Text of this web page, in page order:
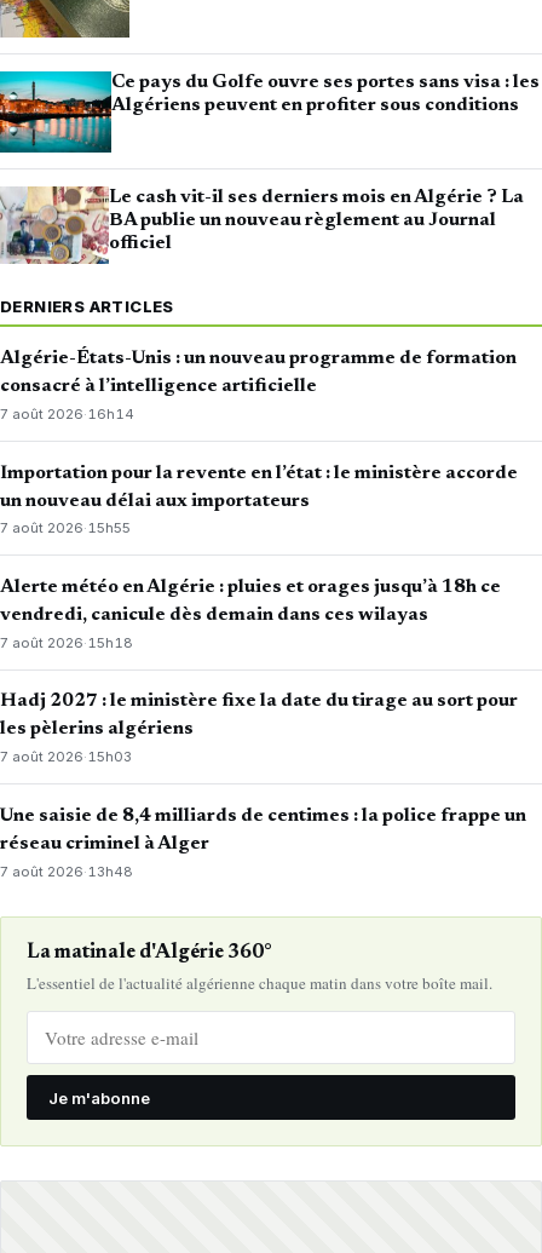
Ce pays du Golfe ouvre ses portes sans visa : les
Algériens peuvent en profiter sous conditions
Le cash vit-il ses derniers mois en Algérie ? La
BA publie un nouveau règlement au Journal
officiel
DERNIERS ARTICLES
Algérie-États-Unis : un nouveau programme de formation
consacré à l’intelligence artificielle
7 août 2026·16h14
Importation pour la revente en l’état : le ministère accorde
un nouveau délai aux importateurs
7 août 2026·15h55
Alerte météo en Algérie : pluies et orages jusqu’à 18h ce
vendredi, canicule dès demain dans ces wilayas
7 août 2026·15h18
Hadj 2027 : le ministère fixe la date du tirage au sort pour
les pèlerins algériens
7 août 2026·15h03
Une saisie de 8,4 milliards de centimes : la police frappe un
réseau criminel à Alger
7 août 2026· 13h48
La matinale d'Algérie 360°
L'essentiel de l'actualité algérienne chaque matin dans votre boîte mail.
Je m'abonne